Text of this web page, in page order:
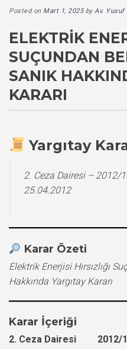
Posted on Mart 1, 2025byAv. Yusuf
ELEKTRIK
SUÇUNDAN
SANIK
KARARI
Yargıtay
2. Ceza Dairesi –
25.04.2012
Karar Özeti
Elektrik Enerjisi Hırsızlığı
Hakkında Yargıtay Kararı
Karar İçeriği
2. Ceza Dairesi 2012/